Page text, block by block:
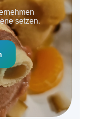
setzen.